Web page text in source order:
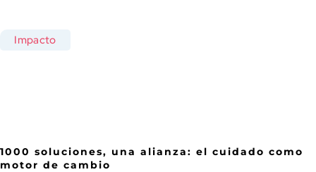
1000 soluciones, una alianza: el cuidado como
motor de cambio
Impacto